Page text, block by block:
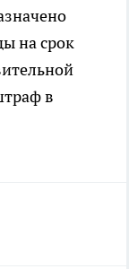
на срок
в